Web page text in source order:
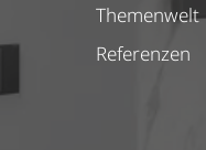
Themenwelt
Referenzen